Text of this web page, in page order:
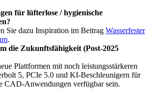
für lüfterlose / hygienische
Sie dazu Inspiration im Beitrag Wasserfester
.
die Zukunftsfähigkeit (Post-2025
Plattformen mit noch leistungsstärkeren
5, PCIe 5.0 und KI-Beschleunigern für
CAD-Anwendungen verfügbar sein.